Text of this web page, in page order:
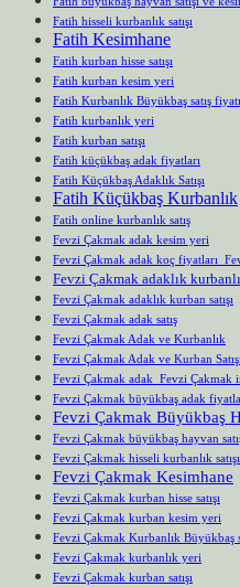
Fatih hisseli kurbanlık satışı
Fatih Kesimhane
Fatih kurban hisse satışı
Fatih kurban kesim yeri
Fatih Kurbanlık Büyükbaş satış fiyatı
Fatih kurbanlık yeri
Fatih kurban satışı
Fatih küçükbaş adak fiyatları
Fatih Küçükbaş Adaklık Satışı
Fatih Küçükbaş Kurbanlık
Fatih online kurbanlık satış
Fevzi Çakmak adak kesim yeri
Fevzi Çakmak adak koç fiyatları
Fevzi Çakmak adaklık
Fevzi Çakmak adaklık kurban satışı
Fevzi Çakmak adak satış
Fevzi Çakmak Adak ve Kurbanlık
Fevzi Çakmak Adak ve Kurban Satışı
Fevzi Çakmak adak Fevzi Çakmak
Fevzi Çakmak büyükbaş adak
Fevzi Çakmak Büyükbaş
Fevzi Çakmak büyükbaş hayvan
Fevzi Çakmak hisseli kurbanlık satışı
Fevzi Çakmak Kesimhane
Fevzi Çakmak kurban hisse satışı
Fevzi Çakmak kurban kesim yeri
Fevzi Çakmak Kurbanlık Büyükbaş
Fevzi Çakmak kurbanlık yeri
Fevzi Çakmak kurban satışı